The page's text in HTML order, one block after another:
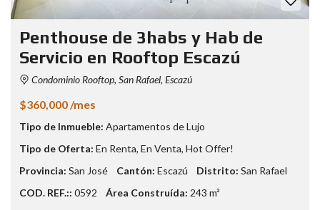
Penthouse de 3habs y Hab de
Servicio en Rooftop Escazú
Condominio Rooftop, San Rafael, Escazú
$360,000 /mes
Tipo de Inmueble: Apartamentos de Lujo
Tipo de Oferta: En Renta, En Venta, Hot Offer!
Provincia: San José Cantón: Escazú Distrito: San Rafael
COD. REF.:: 0592 Área Construída: 243 m²